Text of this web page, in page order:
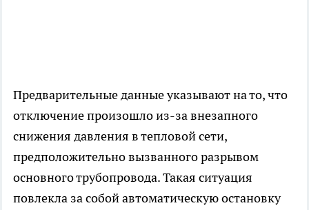
Предварительные данные указывают на то, что
отключение произошло из-за внезапного
снижения давления в тепловой сети,
предположительно вызванного разрывом
основного трубопровода. Такая ситуация
повлекла за собой автоматическую остановку